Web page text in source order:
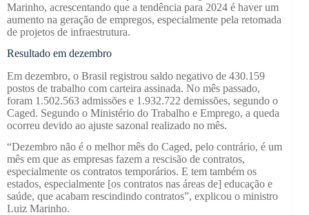
Marinho, acrescentando que a tendência para 2024 é haver um
aumento na geração de empregos, especialmente pela retomada
de projetos de infraestrutura.
Resultado em dezembro
Em dezembro, o Brasil registrou saldo negativo de 430.159
postos de trabalho com carteira assinada. No mês passado,
foram 1.502.563 admissões e 1.932.722 demissões, segundo o
Caged. Segundo o Ministério do Trabalho e Emprego, a queda
ocorreu devido ao ajuste sazonal realizado no mês.
“Dezembro não é o melhor mês do Caged, pelo contrário, é um
mês em que as empresas fazem a rescisão de contratos,
especialmente os contratos temporários. E tem também os
estados, especialmente [os contratos nas áreas de] educação e
saúde, que acabam rescindindo contratos”, explicou o ministro
Luiz Marinho.